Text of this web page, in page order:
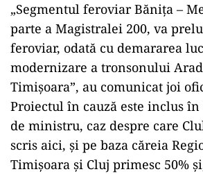
„Segmentul feroviar Bănița –
parte a Magistralei 200, va
feroviar, odată cu demararea
modernizare a tronsonului Arad
Timișoara”, au comunicat joi
Proiectul în cauză este inclus în
de ministru, caz despre care
scris aici, și pe baza căreia
Timișoara și Cluj primesc 50%